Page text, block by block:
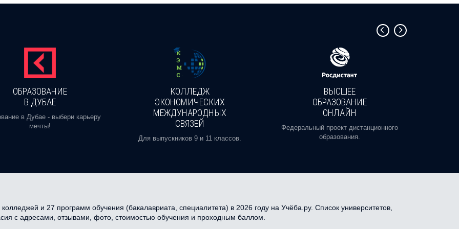
ОБРАЗОВАНИЕ
В ДУБАЕ
в Дубае - выбери карьеру
мечты!
КОЛЛЕДЖ
ЭКОНОМИЧЕСКИХ
МЕЖДУНАРОДНЫХ
СВЯЗЕЙ
Для выпускников 9 и 11 классов.
ВЫСШЕЕ
ОБРАЗОВАНИЕ
ОНЛАЙН
Федеральный проект дистанционного
образования.
и 27 программ обучения (бакалавриата, специалитета) в 2026 году на Учёба.ру. Список университетов,
с адресами, отзывами, фото, стоимостью обучения и проходным баллом.